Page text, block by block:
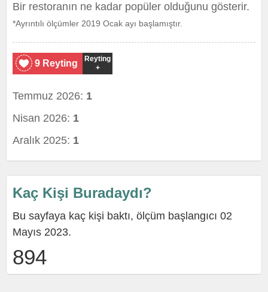
Bir restoranın ne kadar popüler olduğunu gösterir.
*Ayrıntılı ölçümler 2019 Ocak ayı başlamıştır.
9 Reyting
Reyting
+
Temmuz 2026: 1
Nisan 2026: 1
Aralık 2025: 1
Kaç Kişi Buradaydı?
Bu sayfaya kaç kişi baktı, ölçüm başlangıcı 02
Mayıs 2023.
894